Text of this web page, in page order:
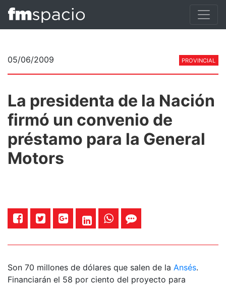
05/06/2009 PROVINCIAL
La presidenta de la Nación
firmó un convenio de
préstamo para la General
Motors
Son 70 millones de dólares que salen de la Ansés.
Financiarán el 58 por ciento del proyecto para